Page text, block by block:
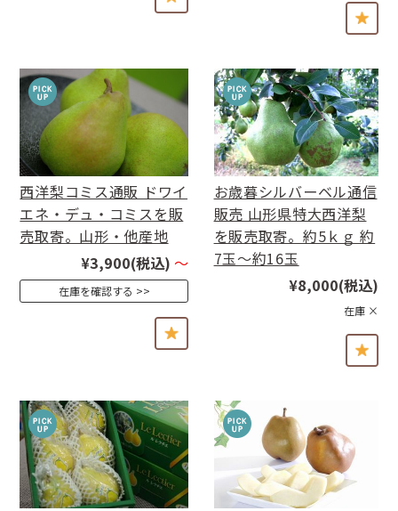
西洋梨コミス通販 ドワイ
エネ・デュ・コミスを販
売取寄。山形・他産地
¥3,900(税込) ～
在庫を確認する
お歳暮シルバーベル通信
販売 山形県特大西洋梨
を販売取寄。約5ｋｇ 約
7玉〜約16玉
¥8,000(税込)
在庫 ×